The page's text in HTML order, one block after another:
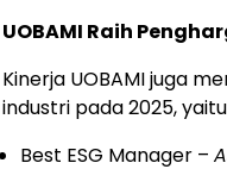
UOBAMI Raih
Kinerja UOBAMI juga
industri pada 2025,
Best ESG Manager –